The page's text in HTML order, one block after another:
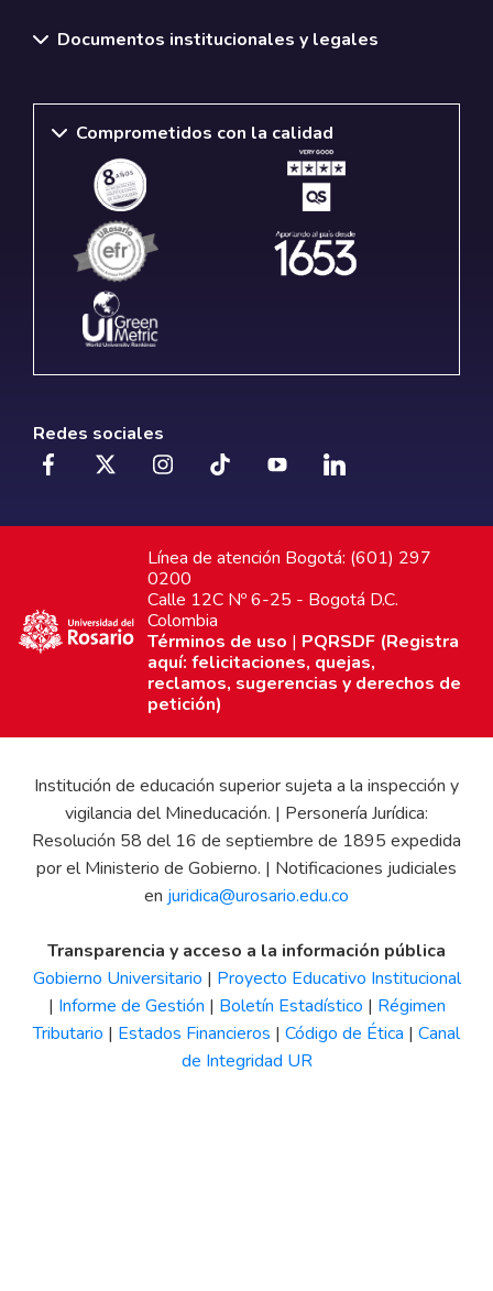
Documentos institucionales y legales
Comprometidos con la calidad
Redes sociales
Línea de atención Bogotá: (601) 297
0200
Calle 12C Nº 6-25 - Bogotá D.C.
Colombia
Términos de uso | PQRSDF (Registra
aquí: felicitaciones, quejas,
reclamos, sugerencias y derechos de
petición)
Institución de educación superior sujeta a la inspección y
vigilancia del Mineducación. | Personería Jurídica:
Resolución 58 del 16 de septiembre de 1895 expedida
por el Ministerio de Gobierno. | Notificaciones judiciales
en juridica@urosario.edu.co
Transparencia y acceso a la información pública
Gobierno Universitario | Proyecto Educativo Institucional
| Informe de Gestión | Boletín Estadístico | Régimen
Tributario | Estados Financieros | Código de Ética | Canal
de Integridad UR